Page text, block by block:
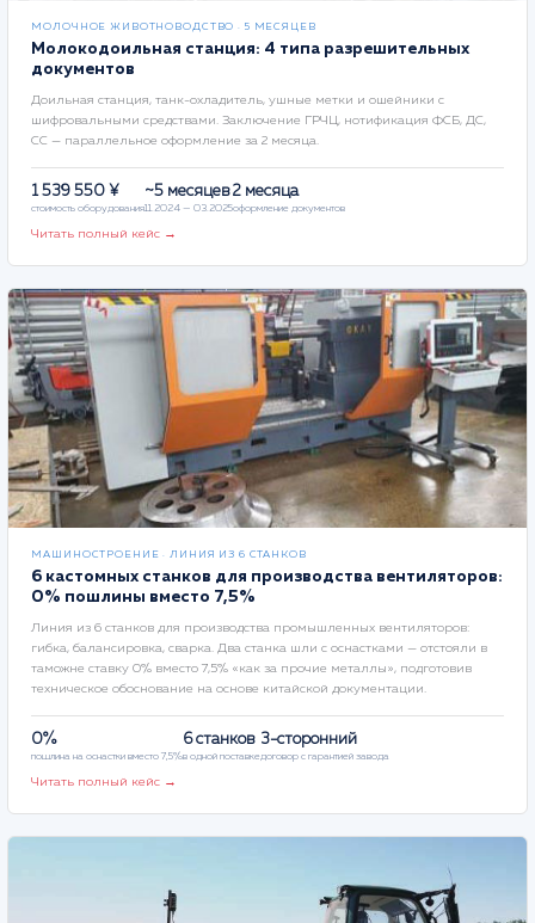
МОЛОЧНОЕ ЖИВОТНОВОДСТВО · 5 МЕСЯЦЕВ
Молокодоильная станция: 4 типа разрешительных
документов
Доильная станция, танк-охладитель, ушные метки и ошейники с
шифровальными средствами. Заключение ГРЧЦ, нотификация ФСБ, ДС,
СС — параллельное оформление за 2 месяца.
1 539 550 ¥
стоимость оборудования
~5 месяцев
11.2024 — 03.2025
2 месяца
оформление документов
Читать полный кейс →
МАШИНОСТРОЕНИЕ · ЛИНИЯ ИЗ 6 СТАНКОВ
6 кастомных станков для производства вентиляторов:
0% пошлины вместо 7,5%
Линия из 6 станков для производства промышленных вентиляторов:
гибка, балансировка, сварка. Два станка шли с оснастками — отстояли в
таможне ставку 0% вместо 7,5% «как за прочие металлы», подготовив
техническое обоснование на основе китайской документации.
0%
пошлина на оснастки вместо 7,5%
6 станков
в одной поставке
3-сторонний
договор с гарантией завода
Читать полный кейс →